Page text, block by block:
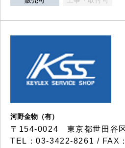
河野金物（有）
〒154-0024 東京都世田谷
TEL：03-3422-8261 / FAX